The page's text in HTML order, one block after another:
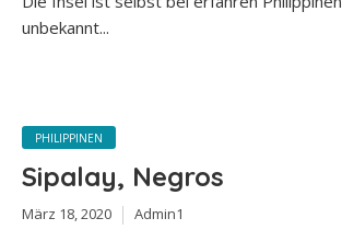
unbekannt...
PHILIPPINEN
Sipalay, Negros
März 18, 2020 Admin1